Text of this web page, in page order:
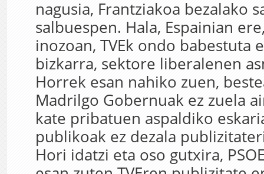
nagusia, Frantziakoa bezalako
salbuespen. Hala, Espainian
inozoan, TVEk ondo babestuta
bizkarra, sektore liberalenen
Horrek esan nahiko zuen,
Madrilgo Gobernuak ez zuela
kate pribatuen aspaldiko
publikoak ez dezala
Hori idatzi eta oso gutxira,